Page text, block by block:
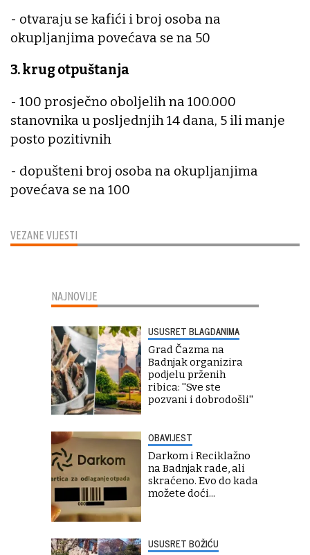
VEZANE VIJESTI
- otvaraju se kafići i broj osoba na
okupljanjima povećava se na 50
3. krug otpuštanja
- 100 prosječno oboljelih na 100.000
stanovnika u posljednjih 14 dana, 5 ili manje
posto pozitivnih
- dopušteni broj osoba na okupljanjima
povećava se na 100
NAJNOVIJE
USUSRET BLAGDANIMA
Grad Čazma na
Badnjak organizira
podjelu prženih
ribica: ''Sve ste
pozvani i dobrodošli''
OBAVIJEST
Darkom i Reciklažno
na Badnjak rade, ali
skraćeno. Evo do kada
možete doći...
USUSRET BOŽIĆU